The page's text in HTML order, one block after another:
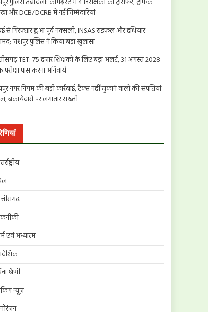
पुलिस तबादला: कमिश्नरेट में 4 निरीक्षकों का ट्रांसफर, ट्रैफिक
और DCB/DCRB में नई जिम्मेदारियां
से गिरफ्तार हुआ पूर्व नक्सली, INSAS राइफल और हथियार
जशपुर पुलिस ने किया बड़ा खुलासा
TET: 75 हजार शिक्षकों के लिए बड़ा अलर्ट, 31 अगस्त 2028
पास करना अनिवार्य
नगर निगम की बड़ी कार्रवाई, टैक्स नहीं चुकाने वालों की संपत्तियां
बकायेदारों पर लगातार सख्ती
एवं अध्यात्म
श्रेणी
न्यूज़